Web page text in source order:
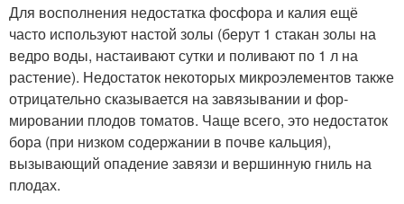
Для восполнения недостатка фосфо­ра и калия ещё
часто используют настой золы (берут 1 стакан золы на
ведро воды, настаивают сутки и поливают по 1 л на
растение). Недостаток некоторых микроэлементов также
отрицательно сказывается на завязывании и фор­
мировании плодов томатов. Чаще всего, это недо­статок
бора (при низком содержании в почве каль­ция),
вызывающий опадение завязи и вершинную гниль на
плодах.